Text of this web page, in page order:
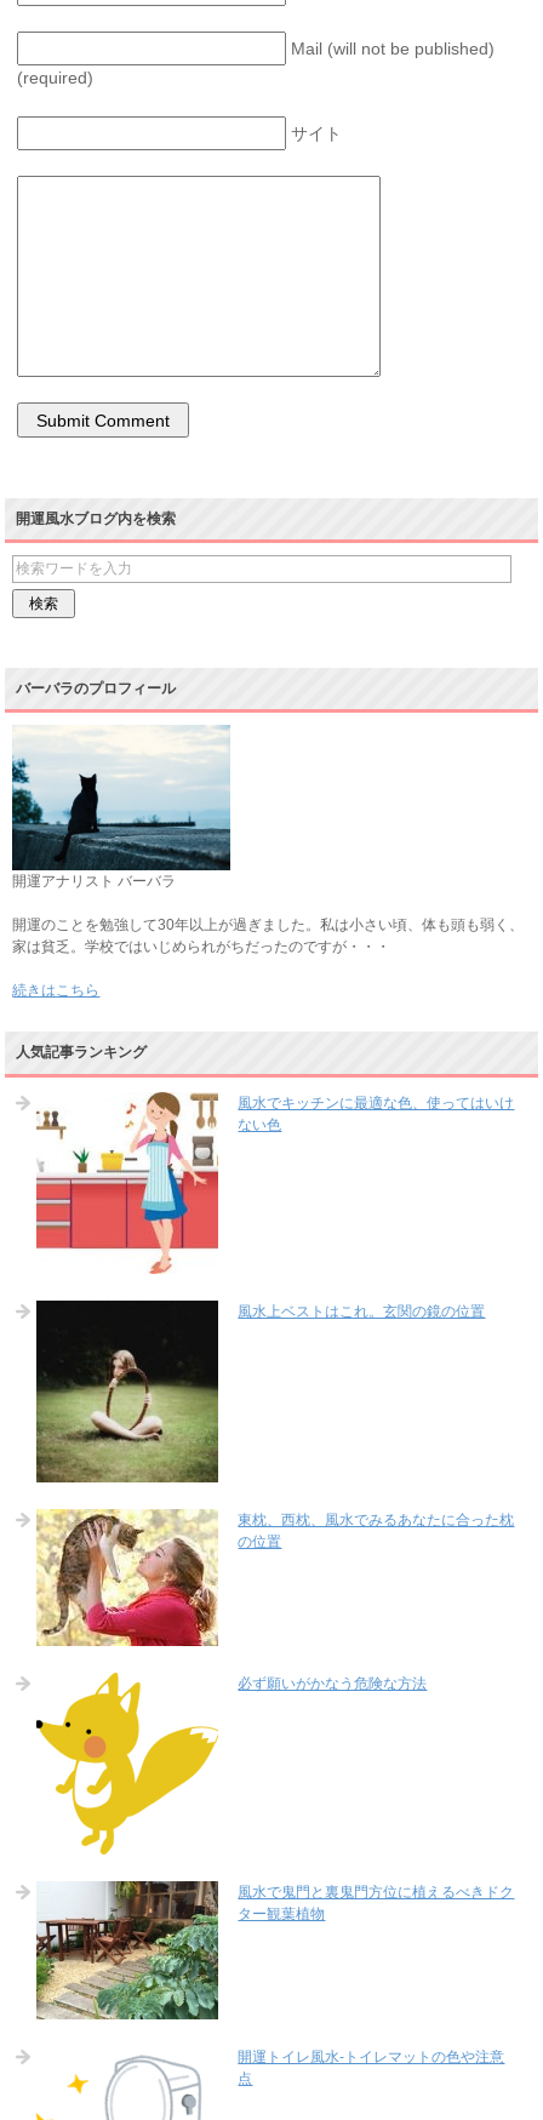
Mail (will not be published)
(required)
サイト
開運風水ブログ内を検索
バーバラのプロフィール
開運アナリスト バーバラ
開運のことを勉強して30年以上が過ぎました。私は小さい頃、体も頭も弱く、
家は貧乏。学校ではいじめられがちだったのですが・・・
続きはこちら
人気記事ランキング
風水でキッチンに最適な色、使ってはいけ
ない色
風水上ベストはこれ。玄関の鏡の位置
東枕、西枕、風水でみるあなたに合った枕
の位置
必ず願いがかなう危険な方法
風水で鬼門と裏鬼門方位に植えるべきドク
ター観葉植物
開運トイレ風水-トイレマットの色や注意
点